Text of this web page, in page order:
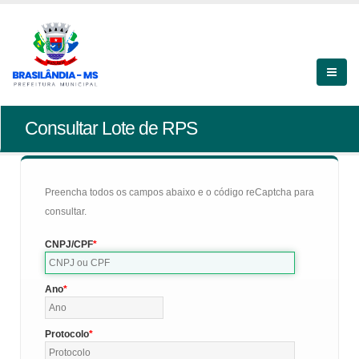
Consultar Lote de RPS
Preencha todos os campos abaixo e o código reCaptcha para
consultar.
CNPJ/CPF
Ano
Protocolo